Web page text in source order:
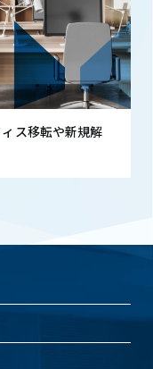
ス移転や新規解